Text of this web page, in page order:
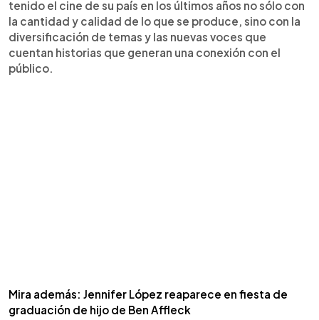
tenido el cine de su país en los últimos años no sólo con
la cantidad y calidad de lo que se produce, sino con la
diversificación de temas y las nuevas voces que
cuentan historias que generan una conexión con el
público.
Mira además: Jennifer López reaparece en fiesta de
graduación de hijo de Ben Affleck